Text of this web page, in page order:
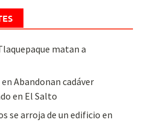
matan a
enAbandonan cadáver
en El Salto
se arroja de un edificio en